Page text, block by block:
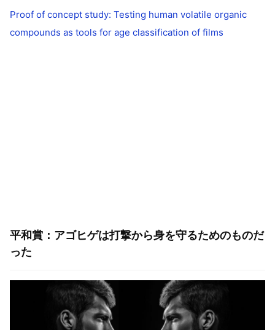
Proof of concept study: Testing human volatile organic
compounds as tools for age classification of films
平和賞：アゴヒゲは打撃から身を守るためのものだ
った